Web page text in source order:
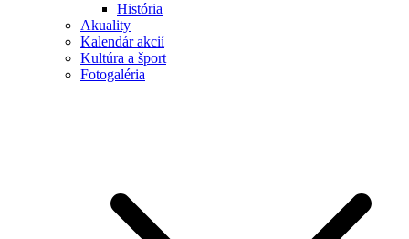
História
Akuality
Kalendár akcií
Kultúra a šport
Fotogaléria